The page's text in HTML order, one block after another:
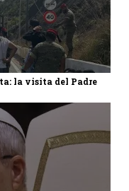
la visita del Padre